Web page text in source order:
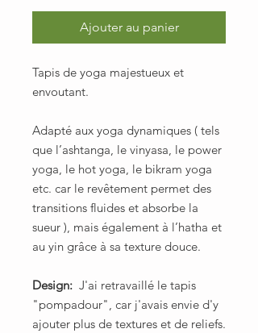
Ajouter au panier
Tapis de yoga majestueux et
envoutant.
Adapté aux yoga dynamiques ( tels
que l’ashtanga, le vinyasa, le power
yoga, le hot yoga, le bikram yoga
etc. car le revêtement permet des
transitions fluides et absorbe la
sueur ), mais également à l’hatha et
au yin grâce à sa texture douce.
Design: J'ai retravaillé le tapis
"pompadour", car j'avais envie d'y
ajouter plus de textures et de reliefs.